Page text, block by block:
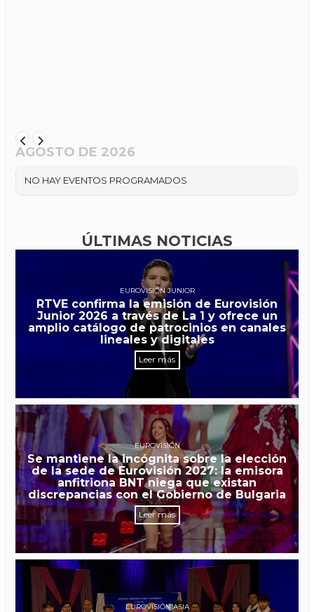
AGOSTO DE 2026
NO HAY EVENTOS PROGRAMADOS
ÚLTIMAS NOTICIAS
EUROVISIÓN JUNIOR
RTVE confirma la emisión de Eurovisión
Junior 2026 a través de La 1 y ofrece un
amplio catálogo de patrocinios en canales
lineales y digitales
Leer más
EUROVISIÓN
Se mantiene la incógnita sobre la elección
de la sede de Eurovisión 2027: la emisora
anfitriona BNT niega que existan
discrepancias con el Gobierno de Bulgaria
Leer más
EUROVISIÓN ASIA